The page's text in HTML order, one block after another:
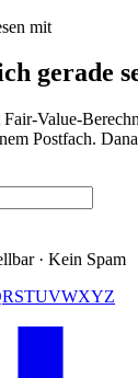
mit
gerade
Value-
Postfach.
· Kein Spam
RSTUVWXYZ